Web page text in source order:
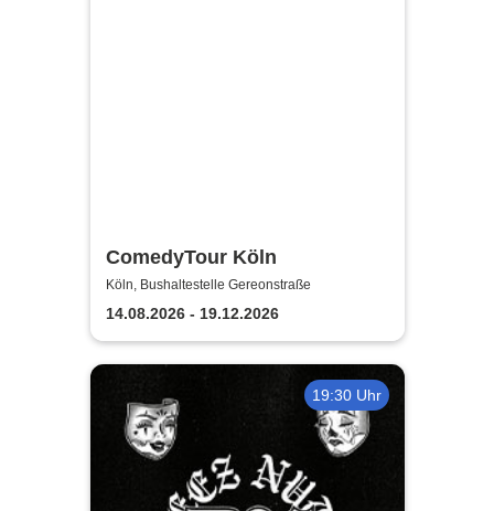
ComedyTour Köln
Köln, Bushaltestelle Gereonstraße
14.08.2026 - 19.12.2026
19:30 Uhr